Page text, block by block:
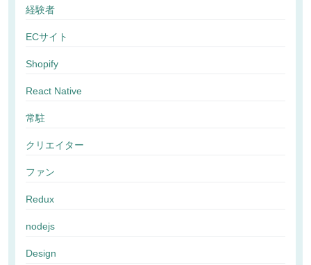
経験者
ECサイト
Shopify
React Native
常駐
クリエイター
ファン
Redux
nodejs
Design